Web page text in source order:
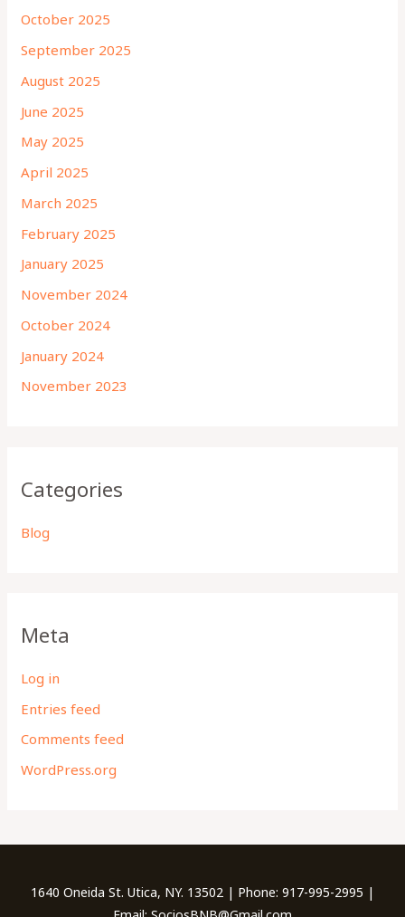
October 2025
September 2025
August 2025
June 2025
May 2025
April 2025
March 2025
February 2025
January 2025
November 2024
October 2024
January 2024
November 2023
Categories
Blog
Meta
Log in
Entries feed
Comments feed
WordPress.org
1640 Oneida St. Utica, NY. 13502 | Phone: 917-995-2995 |